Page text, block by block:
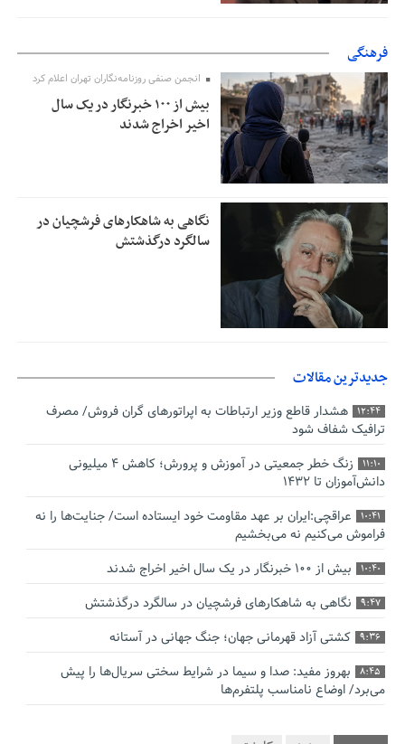
فرهنگی
انجمن صنفی روزنامه‌نگاران تهران اعلام کرد
بیش از ۱۰۰ خبرنگار در یک سال
اخیر اخراج شدند
نگاهی به شاهکارهای فرشچیان در
سالگرد درگذشتش
جدیدترین مقالات
12:44
هشدار قاطع وزیر ارتباطات به اپراتورهای گران فروش/ مصرف
ترافیک شفاف شود
11:10
زنگ خطر جمعیتی در آموزش و پرورش؛ کاهش ۴ میلیونی
دانش‌آموزان تا ۱۴۳۲
10:41
عراقچی:ایران بر عهد مقاومت خود ایستاده است/ جنایت‌ها را نه
فراموش می‌کنیم نه می‌بخشیم
10:40 بیش از ۱۰۰ خبرنگار در یک سال اخیر اخراج شدند
9:47 نگاهی به شاهکارهای فرشچیان در سالگرد درگذشتش
9:36 کشتی آزاد قهرمانی جهان؛ جنگ جهانی در آستانه
8:45
بهروز مفید: صدا و سیما در شرایط سختی سریال‌ها را پیش
می‌برد/ اوضاع نامناسب پلتفرم‌ها